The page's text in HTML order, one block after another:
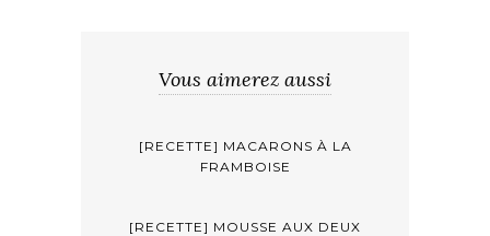
Vous aimerez aussi
[RECETTE] MACARONS À LA
FRAMBOISE
[RECETTE] MOUSSE AUX DEUX